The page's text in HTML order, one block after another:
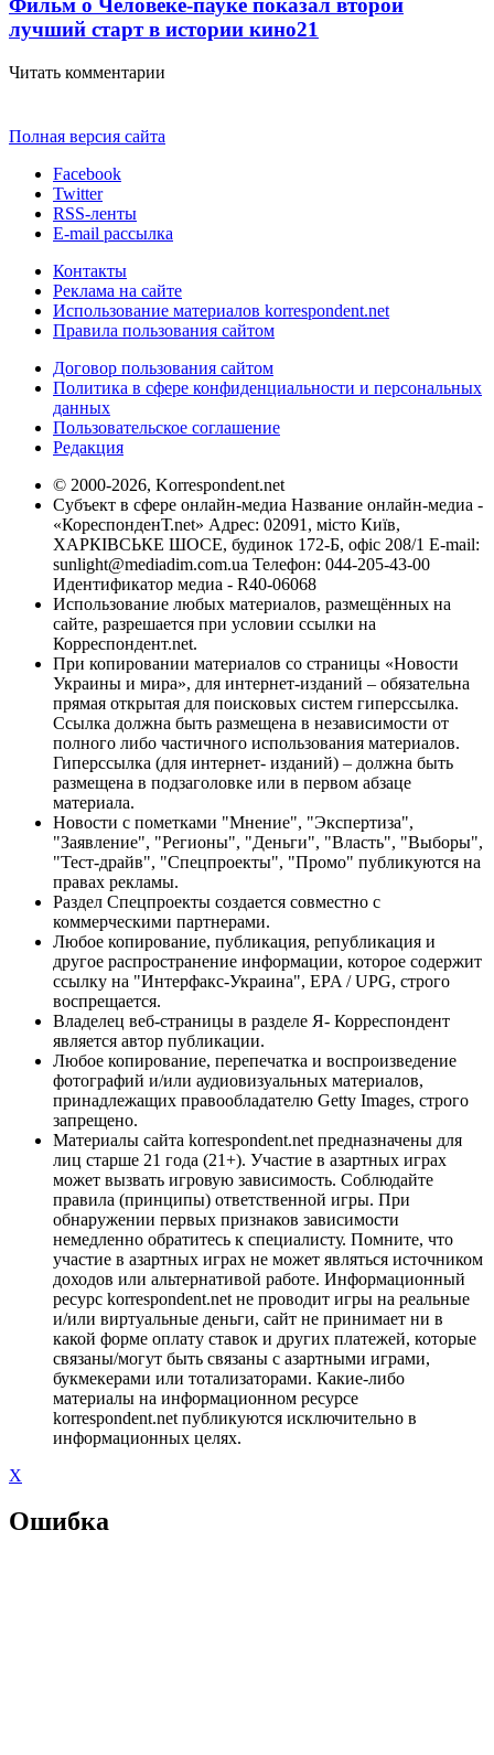
Фильм о Человеке-пауке показал второй
лучший старт в истории кино21
Читать комментарии
Полная версия сайта
Facebook
Twitter
RSS-ленты
E-mail рассылка
Контакты
Реклама на сайте
Использование материалов korrespondent.net
Правила пользования сайтом
Договор пользования сайтом
Политика в сфере конфиденциальности и персональных
данных
Пользовательское соглашение
Редакция
© 2000-2026, Korrespondent.net
Субъект в сфере онлайн-медиа Название онлайн-медиа -
«КореспонденТ.net» Адрес: 02091, місто Київ,
ХАРКІВСЬКЕ ШОСЕ, будинок 172-Б, офіс 208/1 E-mail:
sunlight@mediadim.com.ua Телефон: 044-205-43-00
Идентификатор медиа - R40-06068
Использование любых материалов, размещённых на
сайте, разрешается при условии ссылки на
Корреспондент.net.
При копировании материалов со страницы «Новости
Украины и мира», для интернет-изданий – обязательна
прямая открытая для поисковых систем гиперссылка.
Ссылка должна быть размещена в независимости от
полного либо частичного использования материалов.
Гиперссылка (для интернет- изданий) – должна быть
размещена в подзаголовке или в первом абзаце
материала.
Новости с пометками "Мнение", "Экспертиза",
"Заявление", "Регионы", "Деньги", "Власть", "Выборы",
"Тест-драйв", "Спецпроекты", "Промо" публикуются на
правах рекламы.
Раздел Спецпроекты создается совместно с
коммерческими партнерами.
Любое копирование, публикация, републикация и
другое распространение информации, которое содержит
ссылку на "Интерфакс-Украина", EPA / UPG, строго
воспрещается.
Владелец веб-страницы в разделе Я- Корреспондент
является автор публикации.
Любое копирование, перепечатка и воспроизведение
фотографий и/или аудиовизуальных материалов,
принадлежащих правообладателю Getty Images, строго
запрещено.
Материалы сайта korrespondent.net предназначены для
лиц старше 21 года (21+). Участие в азартных играх
может вызвать игровую зависимость. Соблюдайте
правила (принципы) ответственной игры. При
обнаружении первых признаков зависимости
немедленно обратитесь к специалисту. Помните, что
участие в азартных играх не может являться источником
доходов или альтернативой работе. Информационный
ресурс korrespondent.net не проводит игры на реальные
и/или виртуальные деньги, сайт не принимает ни в
какой форме оплату ставок и других платежей, которые
связаны/могут быть связаны с азартными играми,
букмекерами или тотализаторами. Какие-либо
материалы на информационном ресурсе
korrespondent.net публикуются исключительно в
информационных целях.
X
Ошибка